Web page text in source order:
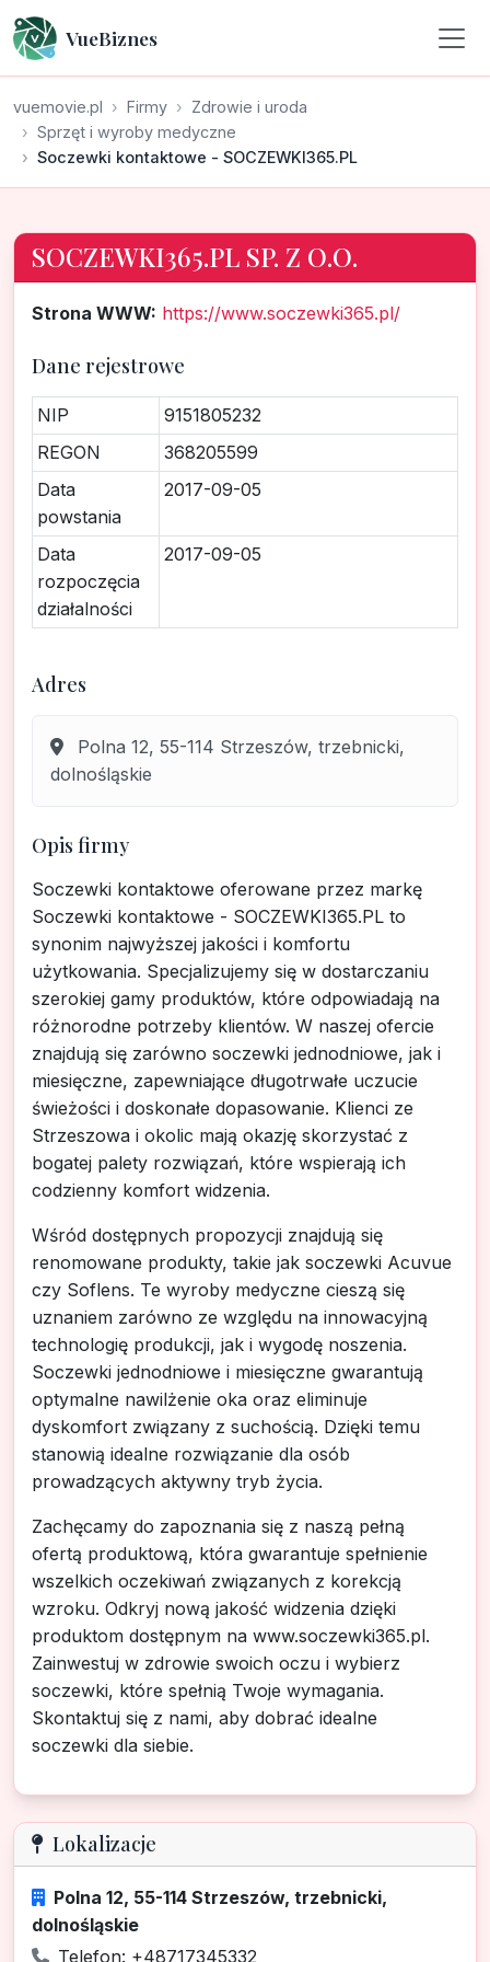
VueBiznes
vuemovie.pl Firmy
Zdrowie i uroda
Sprzęt i wyroby medyczne
Soczewki kontaktowe - SOCZEWKI365.PL
SOCZEWKI365.PL SP. Z O.O.
Strona WWW: https://www.soczewki365.pl/
Dane rejestrowe
NIP
9151805232
REGON
368205599
Data
powstania
2017-09-05
Data
rozpoczęcia
działalności
2017-09-05
Adres
Polna 12, 55-114 Strzeszów, trzebnicki,
dolnośląskie
Opis firmy
Soczewki kontaktowe oferowane przez markę
Soczewki kontaktowe - SOCZEWKI365.PL to
synonim najwyższej jakości i komfortu
użytkowania. Specjalizujemy się w dostarczaniu
szerokiej gamy produktów, które odpowiadają na
różnorodne potrzeby klientów. W naszej ofercie
znajdują się zarówno soczewki jednodniowe, jak i
miesięczne, zapewniające długotrwałe uczucie
świeżości i doskonałe dopasowanie. Klienci ze
Strzeszowa i okolic mają okazję skorzystać z
bogatej palety rozwiązań, które wspierają ich
codzienny komfort widzenia.
Wśród dostępnych propozycji znajdują się
renomowane produkty, takie jak soczewki Acuvue
czy Soflens. Te wyroby medyczne cieszą się
uznaniem zarówno ze względu na innowacyjną
technologię produkcji, jak i wygodę noszenia.
Soczewki jednodniowe i miesięczne gwarantują
optymalne nawilżenie oka oraz eliminuje
dyskomfort związany z suchością. Dzięki temu
stanowią idealne rozwiązanie dla osób
prowadzących aktywny tryb życia.
Zachęcamy do zapoznania się z naszą pełną
ofertą produktową, która gwarantuje spełnienie
wszelkich oczekiwań związanych z korekcją
wzroku. Odkryj nową jakość widzenia dzięki
produktom dostępnym na www.soczewki365.pl.
Zainwestuj w zdrowie swoich oczu i wybierz
soczewki, które spełnią Twoje wymagania.
Skontaktuj się z nami, aby dobrać idealne
soczewki dla siebie.
Lokalizacje
Polna 12, 55-114 Strzeszów, trzebnicki,
dolnośląskie
Telefon: +48717345332